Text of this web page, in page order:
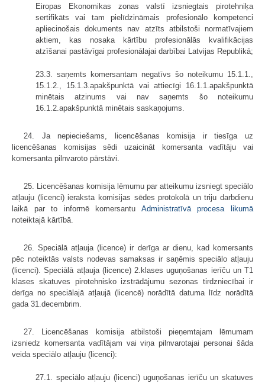
Eiropas Ekonomikas zonas valstī izsniegtais pirotehniķa
sertifikāts vai tam pielīdzināmais profesionālo kompetenci
apliecinošais dokuments nav atzīts atbilstoši normatīvajiem
aktiem, kas nosaka kārtību profesionālās kvalifikācijas
atzīšanai pastāvīgai profesionālajai darbībai Latvijas Republikā;
23.3. saņemts komersantam negatīvs šo noteikumu 15.1.1.,
15.1.2., 15.1.3.apakšpunktā vai attiecīgi 16.1.1.apakšpunktā
minētais atzinums vai nav saņemts šo noteikumu
16.1.2.apakšpunktā minētais saskaņojums.
24. Ja nepieciešams, licencēšanas komisija ir tiesīga uz
licencēšanas komisijas sēdi uzaicināt komersanta vadītāju vai
komersanta pilnvaroto pārstāvi.
25. Licencēšanas komisija lēmumu par atteikumu izsniegt speciālo
atļauju (licenci) ieraksta komisijas sēdes protokolā un triju darbdienu
laikā par to informē komersantu Administratīvā procesa likumā
noteiktajā kārtībā.
26. Speciālā atļauja (licence) ir derīga ar dienu, kad komersants
pēc noteiktās valsts nodevas samaksas ir saņēmis speciālo atļauju
(licenci). Speciālā atļauja (licence) 2.klases uguņošanas ierīču un T1
klases skatuves pirotehnisko izstrādājumu sezonas tirdzniecībai ir
derīga no speciālajā atļaujā (licencē) norādītā datuma līdz norādītā
gada 31.decembrim.
27. Licencēšanas komisija atbilstoši pieņemtajam lēmumam
izsniedz komersanta vadītājam vai viņa pilnvarotajai personai šāda
veida speciālo atļauju (licenci):
27.1. speciālo atļauju (licenci) uguņošanas ierīču un skatuves